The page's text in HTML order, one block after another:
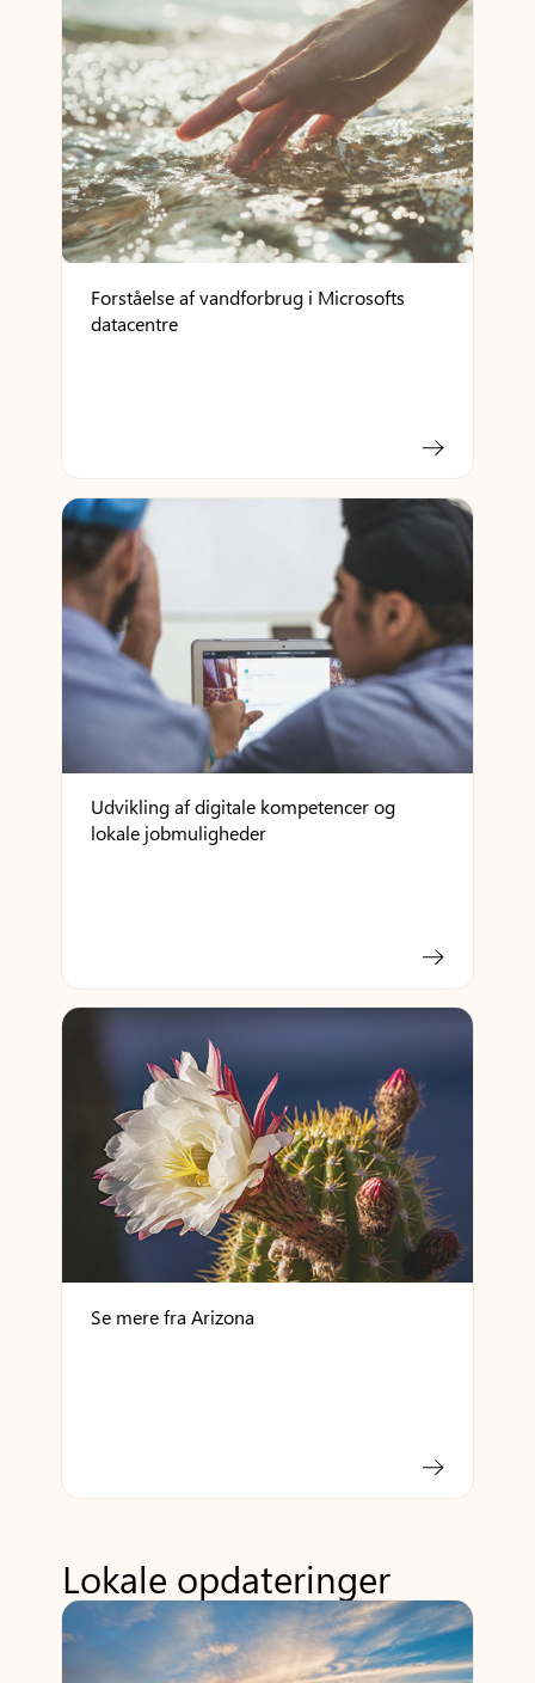
Forståelse af vandforbrug i Microsofts
datacentre
Udvikling af digitale kompetencer og
lokale jobmuligheder
Se mere fra Arizona
Lokale opdateringer